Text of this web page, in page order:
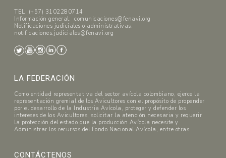
TEL. (+57) 3102280714
Información general: comunicaciones@fenavi.org
Notificaciones judiciales o administrativas:
notificaciones.judiciales@fenavi.org
LA FEDERACIÓN
Como entidad representativa del sector avícola colombiano, ejerce la
representación gremial de los Avicultores con el propósito de propender
por el desarrollo de la Industria Avícola, proteger y defender los
intereses de los Avicultores, solicitar la atención necesaria y requerir
la protección del estado que la producción Avícola necesite y
Administrar los recursos del Fondo Nacional Avícola, entre otras.
CONTÁCTENOS